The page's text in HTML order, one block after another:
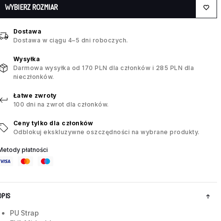
WYBIERZ ROZMIAR
Dostawa
Dostawa w ciągu 4–5 dni roboczych.
Wysyłka
Darmowa wysyłka od 170 PLN dla członków i 285 PLN dla
nieczłonków.
Łatwe zwroty
100 dni na zwrot dla członków.
Ceny tylko dla członków
Odblokuj ekskluzywne oszczędności na wybrane produkty.
płatności
PU Strap